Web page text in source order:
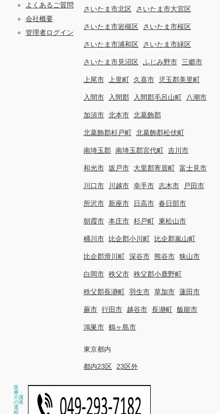
よくあるご質問
会社概要
管理者ログイン
さいたま市北区 さいたま市大宮区
さいたま市岩槻区 さいたま市桜区
さいたま市浦和区 さいたま市緑区
さいたま市見沼区 ふじみ野市 三郷市
上尾市 上里町 久喜市 児玉郡美里町
入間市 入間郡 入間郡毛呂山町 八潮市
加須市 北本市 北葛飾郡
北葛飾郡杉戸町 北葛飾郡松伏町
南埼玉郡 南埼玉郡宮代町 吉川市
和光市 坂戸市 大里郡寄居町 富士見市
川口市 川越市 幸手市 志木市 戸田市
所沢市 新座市 日高市 春日部市
朝霞市 本庄市 杉戸町 東松山市
桶川市 比企郡小川町 比企郡嵐山町
比企郡滑川町 深谷市 熊谷市 狭山市
白岡市 秩父市 秩父郡小鹿野町
秩父郡長瀞町 羽生市 草加市 蓮田市
蕨市 行田市 越谷市 長瀞町 飯能市
鴻巣市 鶴ヶ島市
東京都内
都内23区 23区外
医
療・
介護
の派
遣・
紹